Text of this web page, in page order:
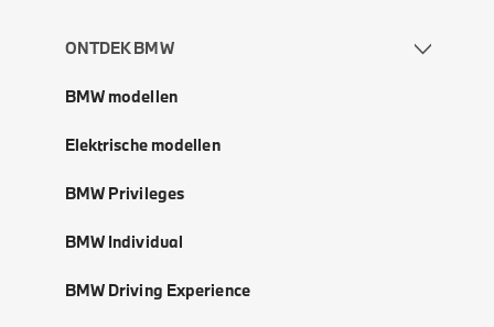
ONTDEK BMW
BMW modellen
Elektrische modellen
BMW Privileges
BMW Individual
BMW Driving Experience